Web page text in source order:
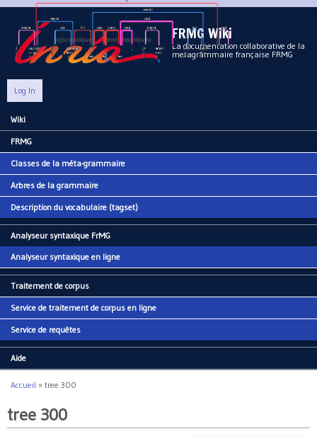
Aller au contenu principal
FRMG Wiki
La documentation collaborative de la
metagrammaire française FRMG
Log In
Main menu
Wiki
FRMG
Classes de la méta-grammaire
Arbres de la grammaire
Description du vocabulaire (tagset)
Analyseur syntaxique FrMG
Analyseur syntaxique en ligne
Traitement de corpus
Service de traitement de corpus en ligne
Service de requêtes
Aide
Vous êtes ici
Accueil » tree 300
tree 300